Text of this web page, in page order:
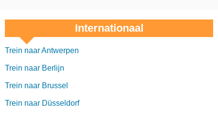
Internationaal
Trein naar Antwerpen
Trein naar Berlijn
Trein naar Brussel
Trein naar Düsseldorf